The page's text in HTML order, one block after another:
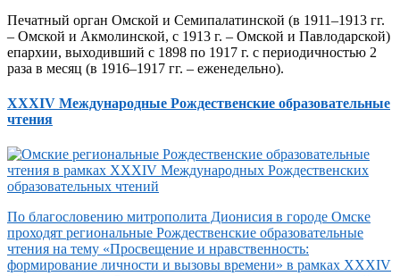
Печатный орган Омской и Семипалатинской (в 1911–1913 гг.
– Омской и Акмолинской, с 1913 г. – Омской и Павлодарской)
епархии, выходивший с 1898 по 1917 г. с периодичностью 2
раза в месяц (в 1916–1917 гг. – еженедельно).
XXXIV Международные Рождественские образовательные
чтения
По благословению митрополита Дионисия в городе Омске
проходят региональные Рождественские образовательные
чтения на тему «Просвещение и нравственность:
формирование личности и вызовы времени» в рамках XXXIV